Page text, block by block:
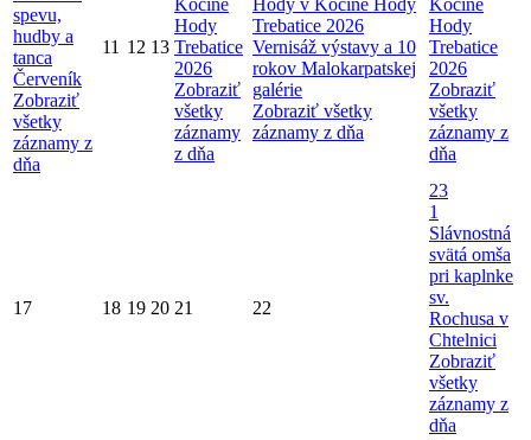
spevu,
hudby a
tanca
Červeník
Zobraziť
všetky
záznamy z
dňa
11 12 13
Kočíne
Hody
Trebatice
2026
Zobraziť
všetky
záznamy
z dňa
Hody v Kočíne Hody
Trebatice 2026
Vernisáž výstavy a 10
rokov Malokarpatskej
galérie
Zobraziť všetky
záznamy z dňa
Kočíne
Hody
Trebatice
2026
Zobraziť
všetky
záznamy z
dňa
17 18 19 20 21 22
23
1
Slávnostná
svätá omša
pri kaplnke
sv.
Rochusa v
Chtelnici
Zobraziť
všetky
záznamy z
dňa